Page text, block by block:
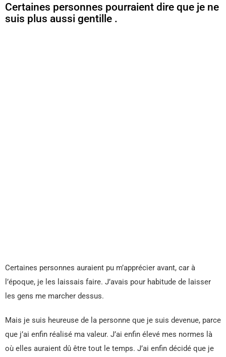
Certaines personnes pourraient dire que je ne
suis plus aussi gentille .
Certaines personnes auraient pu m’apprécier avant, car à
l’époque, je les laissais faire. J’avais pour habitude de laisser
les gens me marcher dessus.
Mais je suis heureuse de la personne que je suis devenue, parce
que j’ai enfin réalisé ma valeur. J’ai enfin élevé mes normes là
où elles auraient dû être tout le temps. J’ai enfin décidé que je